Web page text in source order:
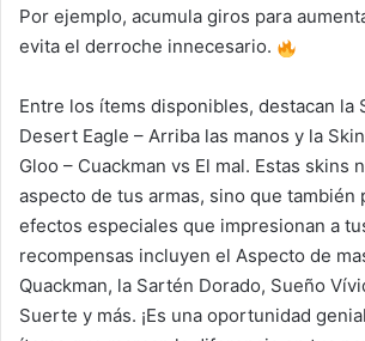
Por ejemplo, acumula giros para
evita el derroche innecesario.
Entre los ítems disponibles, destacan la
Desert Eagle – Arriba las manos y la
Gloo – Cuackman vs El mal. Estas skins
aspecto de tus armas, sino que también
efectos especiales que impresionan a
recompensas incluyen el Aspecto de
Quackman, la Sartén Dorado, Sueño
Suerte y más. ¡Es una oportunidad